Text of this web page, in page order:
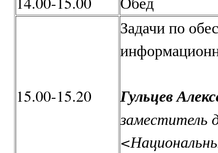
15.00-15.20
Задачи по
Гульцев
заместитель